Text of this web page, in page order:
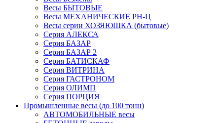
Весы БЫТОВЫЕ
Весы МЕХАНИЧЕСКИЕ РН-Ц
Весы серии ХОЗЯЮШКА (бытовые)
Серия АЛЕКСА
Серия БАЗАР
Серия БАЗАР 2
Серия БАТИСКАФ
Серия ВИТРИНА
Серия ГАСТРОНОМ
Серия ОЛИМП
Серия ПОРЦИЯ
Промышленные весы (до 100 тонн)
АВТОМОБИЛЬНЫЕ весы